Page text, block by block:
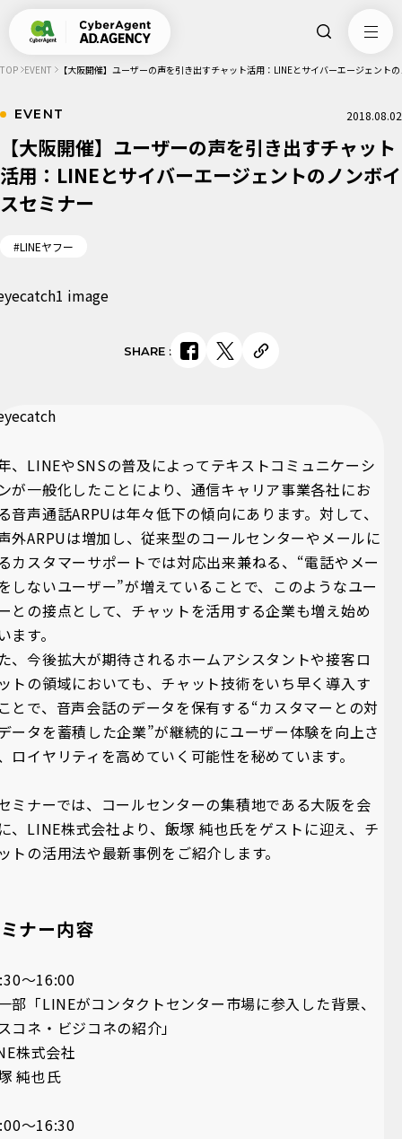
TOP EVENT 【大阪開催】ユーザーの声を引き出すチャット活用：LINEとサイバーエージェント
EVENT 2018.08.02
​【大阪開催】ユーザーの声を引き出すチャット
活用：LINEとサイバーエージェントのノンボイ
スセミナー
#LINEヤフー
、LINEやSNSの普及によってテキストコミュニケーシ
が一般化したことにより、通信キャリア事業各社にお
音声通話ARPUは年々低下の傾向にあります。対して、
外ARPUは増加し、従来型のコールセンターやメールに
カスタマーサポートでは対応出来兼ねる、“電話やメー
しないユーザー”が増えていることで、このようなユー
との接点として、チャットを活用する企業も増え始め
ます。
、今後拡大が期待されるホームアシスタントや接客ロ
トの領域においても、チャット技術をいち早く導入す
とで、音声会話のデータを保有する“カスタマーとの対
ータを蓄積した企業”が継続的にユーザー体験を向上さ
ロイヤリティを高めていく可能性を秘めています。
ミナーでは、コールセンターの集積地である大阪を会
、LINE株式会社より、飯塚 純也氏をゲストに迎え、チ
トの活用法や最新事例をご紹介します。
ナー内容
～16:00
部「LINEがコンタクトセンター市場に参入した背景、
コネ・ビジコネの紹介」
株式会社
純也氏
～16:30
SHARE: